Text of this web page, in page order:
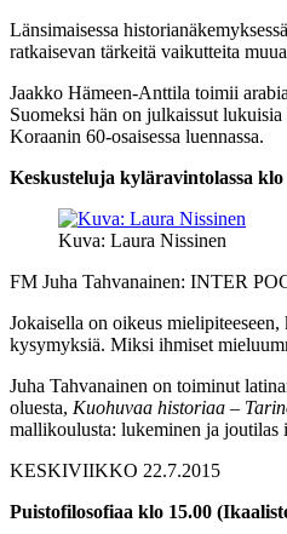
Länsimaisessa
ratkaisevan tärkeitä vaikutteita
Jaakko Hämeen-Anttila toimii
Suomeksi hän on julkaissut
Koraanin 60-osaisessa luennassa.
Keskusteluja kyläravintolassa
Kuva: Laura Nissinen
FM Juha Tahvanainen: INTER
Jokaisella on oikeus
kysymyksiä. Miksi ihmiset
Juha Tahvanainen on toiminut
oluesta, Kuohuvaa historiaa –
mallikoulusta: lukeminen ja joutilas
KESKIVIIKKO 22.7.2015
Puistofilosofiaa klo 15.00